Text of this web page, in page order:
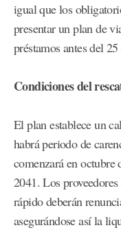
igual que los
presentar un plan de
préstamos antes del
Condiciones del
El plan establece un
habrá periodo de
comenzará en octubre
2041. Los
rápido deberán
asegurándose así la